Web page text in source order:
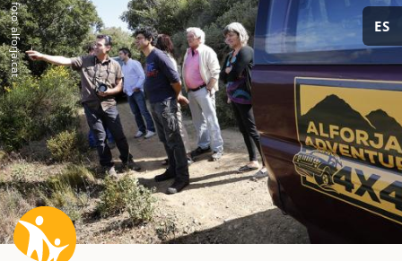
ES
foto: alforja.cat